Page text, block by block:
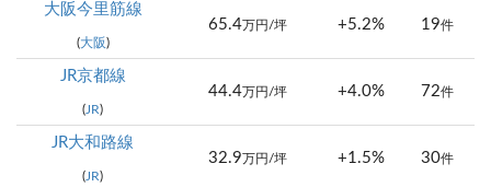
大阪今里筋線
(大阪 )
65.4 万円/坪 +5.2% 19件
JR京都線
(JR)
44.4 万円/坪 +4.0% 72件
JR大和路線
(JR)
32.9 万円/坪 +1.5% 30件